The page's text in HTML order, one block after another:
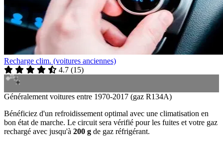
Recharge clim. (voitures anciennes)
4.7 (15)
Généralement voitures entre 1970-2017 (gaz R134A)
Bénéficiez d'un refroidissement optimal avec une climatisation en
bon état de marche. Le circuit sera vérifié pour les fuites et votre gaz
rechargé avec jusqu'à 200 g de gaz réfrigérant.